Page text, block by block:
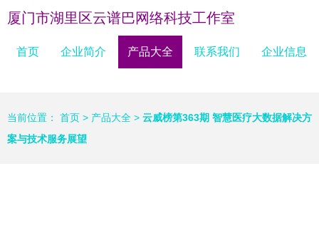
厦门市湖里区云谱巴网络科技工作室
首页 企业简介 产品大全 联系我们 企业信息
当前位置： 首页 > 产品大全 > 云威榜第363期 智慧医疗大数据解决方
案与技术服务展望